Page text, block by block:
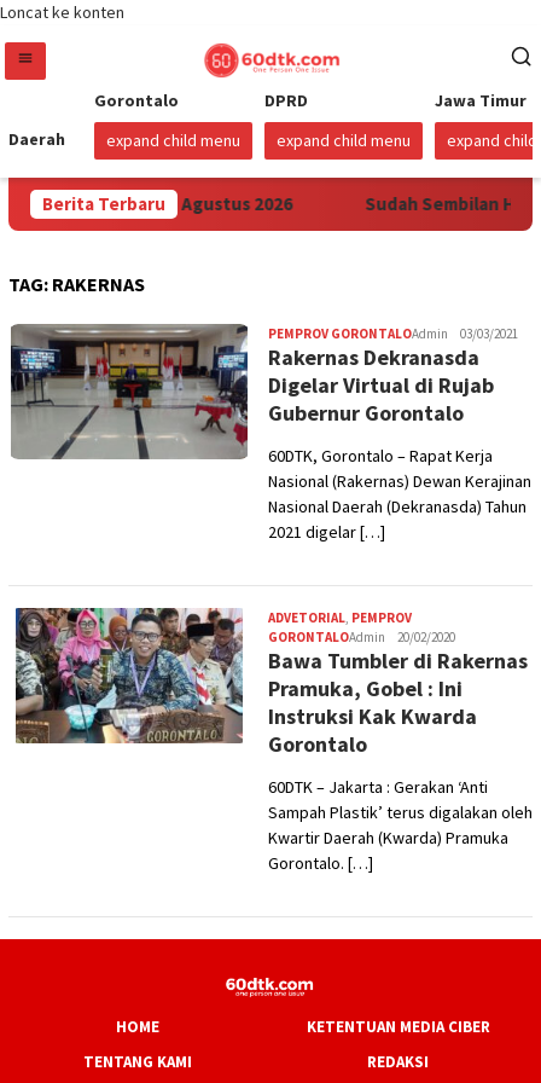
Loncat ke konten
Daerah
Gorontalo
expand child menu
DPRD
expand child menu
Jawa Timur
expand child
Berita Terbaru
Sulawesi Mulai 1 Agustus 2026 Sudah Sembilan
TAG: RAKERNAS
PEMPROV GORONTALOAdmin 03/03/2021
Rakernas Dekranasda
Digelar Virtual di Rujab
Gubernur Gorontalo
60DTK, Gorontalo – Rapat Kerja
Nasional (Rakernas) Dewan Kerajinan
Nasional Daerah (Dekranasda) Tahun
2021 digelar […]
ADVETORIAL, PEMPROV
GORONTALOAdmin 20/02/2020
Bawa Tumbler di Rakernas
Pramuka, Gobel : Ini
Instruksi Kak Kwarda
Gorontalo
60DTK – Jakarta : Gerakan ‘Anti
Sampah Plastik’ terus digalakan oleh
Kwartir Daerah (Kwarda) Pramuka
Gorontalo. […]
HOME
KETENTUAN MEDIA CIBER
TENTANG KAMI
REDAKSI